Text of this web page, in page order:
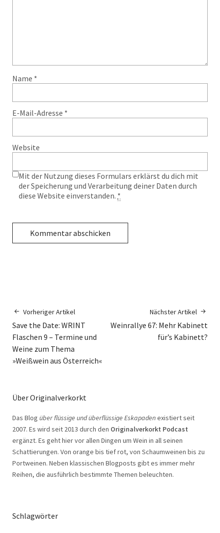
Name *
E-Mail-Adresse *
Website
Mit der Nutzung dieses Formulars erklärst du dich mit
der Speicherung und Verarbeitung deiner Daten durch
diese Website einverstanden. *
Vorheriger Artikel
Save the Date: WRINT
Flaschen 9 – Termine und
Weine zum Thema
»Weißwein aus Österreich«
Nächster Artikel
Weinrallye 67: Mehr Kabinett
für’s Kabinett?
Über Originalverkorkt
Das Blog über flüssige und überflüssige Eskapadenexistiert seit
2007. Es wird seit 2013 durch den Originalverkorkt Podcast
ergänzt. Es geht hier vor allen Dingen um Wein in all seinen
Schattierungen. Von orange bis tief rot, von Schaumweinen bis zu
Portweinen. Neben klassischen Blogposts gibt es immer mehr
Reihen, die ausführlich bestimmte Themen beleuchten.
Schlagwörter